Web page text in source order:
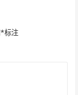
*标注